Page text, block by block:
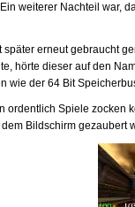
weiterer Nachteil war,
erneut gebraucht
hörte dieser auf den
wie der 64 Bit
ordentlich Spiele
Bildschirm gezaubert